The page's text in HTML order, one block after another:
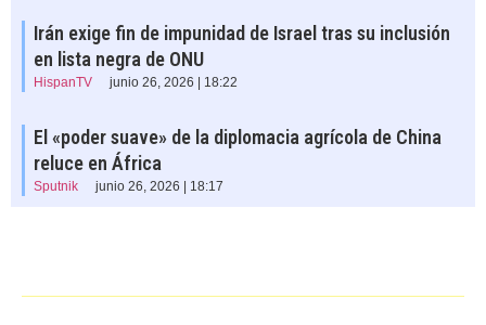
Irán exige fin de impunidad de Israel tras su inclusión
en lista negra de ONU
HispanTV junio 26, 2026 | 18:22
El «poder suave» de la diplomacia agrícola de China
reluce en África
Sputnik junio 26, 2026 | 18:17